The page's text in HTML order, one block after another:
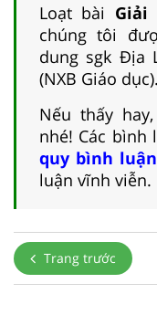
Loạt bài
chúng tôi
dung sgk Địa
(NXB Giáo dục).
Nếu thấy
nhé! Các bình
quy bình
luận vĩnh viễn.
Trang trước